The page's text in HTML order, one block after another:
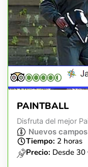
PAINTBALL
Disfruta del mejor
Nuevos
Tiempo: 2 horas
Precio: Desde